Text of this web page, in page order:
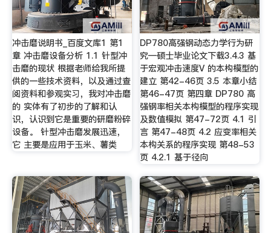
冲击磨说明书_百度文库1 第1
章 冲击磨设备分析 1.1 针型冲
击磨的现状 根据老师给我所提
供的一些技术资料，以及通过查
阅资料和参观实习，我对冲击磨
的 实体有了初步的了解和认
识，认识到它是重要的研磨粉碎
设备。 针型冲击磨发展迅速，
它 主要是应用于玉米、薯类
DP780高强钢动态力学行为研
究—硕士毕业论文下载3.4.3 基
于宏观冲击速度V 的本构模型的
建立 第42-46页 3.5 本章小结
第46-47页 第四章 DP780 高
强钢率相关本构模型的程序实现
及数值模拟 第47-72页 4.1 引
言 第47-48页 4.2 应变率相关
本构关系的程序实现 第48-53
页 4.2.1 基于径向